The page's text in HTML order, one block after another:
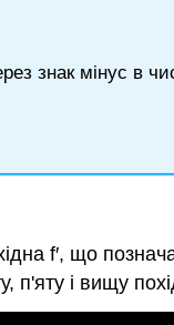
знак мінус в
f′, що
п'яту і вищу